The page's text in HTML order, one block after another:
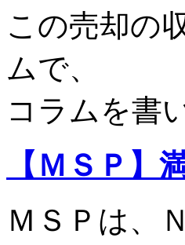
この売却の
ムで、
コラムを書
【ＭＳＰ】
ＭＳＰは、